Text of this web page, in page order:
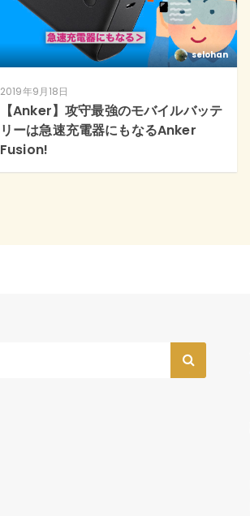
selohan
2019年9月18日
【Anker】攻守最強のモバイルバッテ
リーは急速充電器にもなるAnker
Fusion!